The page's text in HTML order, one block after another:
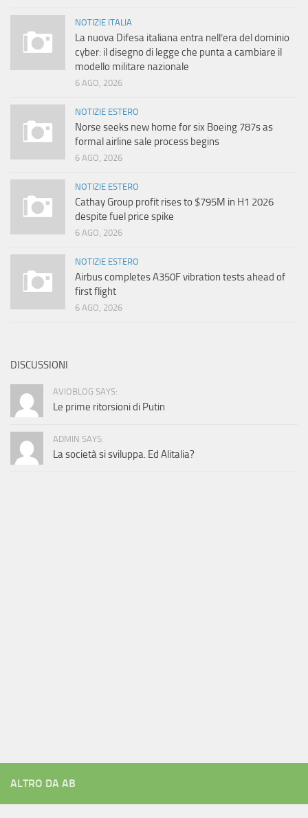
NOTIZIE ITALIA
La nuova Difesa italiana entra nell’era del dominio
cyber: il disegno di legge che punta a cambiare il
modello militare nazionale
6 AGO, 2026
NOTIZIE ESTERO
Norse seeks new home for six Boeing 787s as
formal airline sale process begins
6 AGO, 2026
NOTIZIE ESTERO
Cathay Group profit rises to $795M in H1 2026
despite fuel price spike
6 AGO, 2026
NOTIZIE ESTERO
Airbus completes A350F vibration tests ahead of
first flight
6 AGO, 2026
DISCUSSIONI
AVIOBLOG SAYS:
Le prime ritorsioni di Putin
ADMIN SAYS:
La società si sviluppa. Ed Alitalia?
ALTRO DA AB